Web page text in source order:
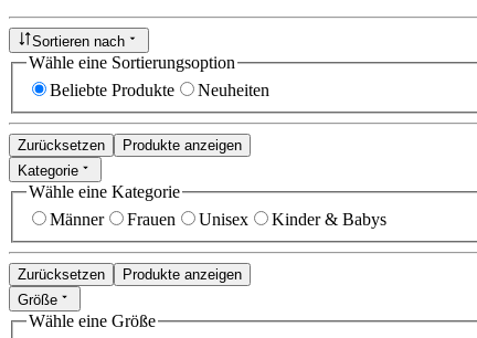
Sortieren nach
Wähle eine Sortierungsoption
Beliebte Produkte
Neuheiten
Zurücksetzen
Produkte anzeigen
Kategorie
Wähle eine Kategorie
Männer
Frauen Unisex Kinder & Babys
Zurücksetzen
Produkte anzeigen
Größe
Wähle eine Größe